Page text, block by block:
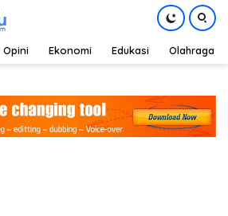
Opini Ekonomi Edukasi Olahraga